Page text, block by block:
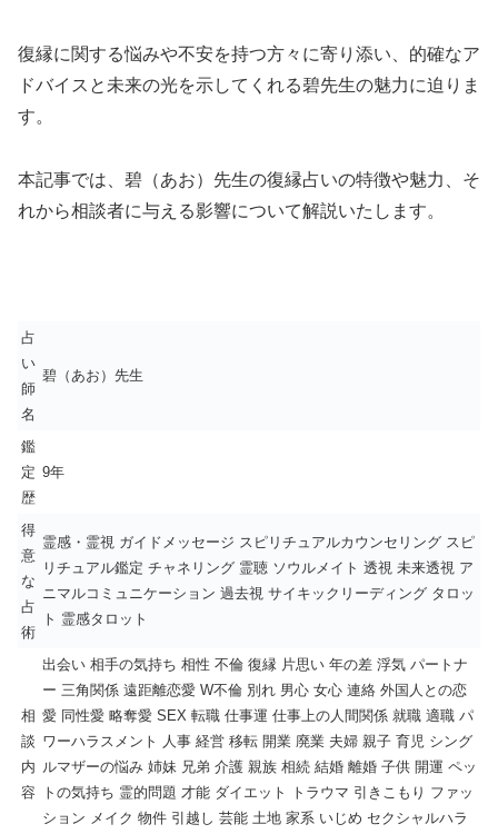
復縁に関する悩みや不安を持つ方々に寄り添い、的確なア
ドバイスと未来の光を示してくれる碧先生の魅力に迫りま
す。
本記事では、碧（あお）先生の復縁占いの特徴や魅力、そ
れから相談者に与える影響について解説いたします。
占
い
師
名
碧（あお）先生
鑑
定
歴
9年
得
意
な
占
術
霊感・霊視 ガイドメッセージ スピリチュアルカウンセリング スピ
リチュアル鑑定 チャネリング 霊聴 ソウルメイト 透視 未来透視 ア
ニマルコミュニケーション 過去視 サイキックリーディング タロッ
ト 霊感タロット
相
談
内
容
出会い 相手の気持ち 相性 不倫 復縁 片思い 年の差 浮気 パートナ
ー 三角関係 遠距離恋愛 W不倫 別れ 男心 女心 連絡 外国人との恋
愛 同性愛 略奪愛 SEX 転職 仕事運 仕事上の人間関係 就職 適職 パ
ワーハラスメント 人事 経営 移転 開業 廃業 夫婦 親子 育児 シング
ルマザーの悩み 姉妹 兄弟 介護 親族 相続 結婚 離婚 子供 開運 ペッ
トの気持ち 霊的問題 才能 ダイエット トラウマ 引きこもり ファッ
ション メイク 物件 引越し 芸能 土地 家系 いじめ セクシャルハラ